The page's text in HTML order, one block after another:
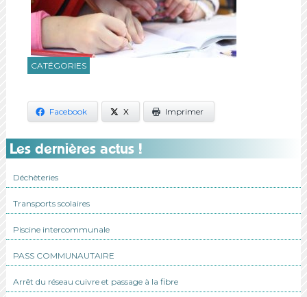
CATÉGORIES
Facebook X Imprimer
Les dernières actus !
Déchèteries
Transports scolaires
Piscine intercommunale
PASS COMMUNAUTAIRE
Arrêt du réseau cuivre et passage à la fibre